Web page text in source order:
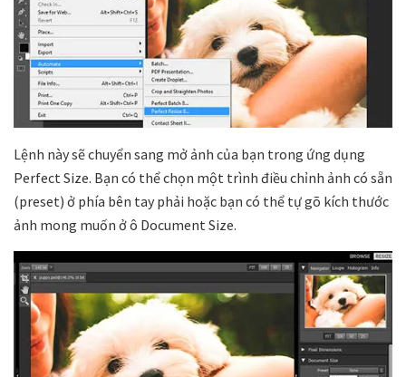
Lệnh này sẽ chuyển sang mở ảnh của bạn trong ứng dụng
Perfect Size. Bạn có thể chọn một trình điều chỉnh ảnh có sẵn
(preset) ở phía bên tay phải hoặc bạn có thể tự gõ kích thước
ảnh mong muốn ở ô Document Size.